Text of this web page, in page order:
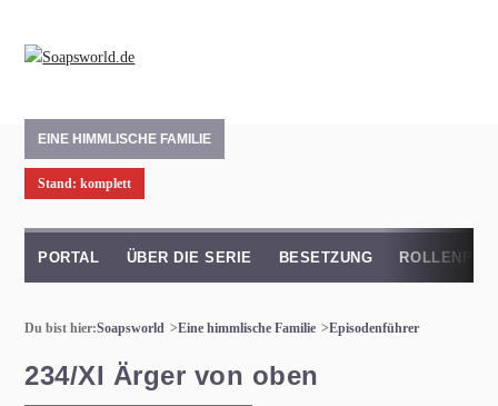
EINE HIMMLISCHE FAMILIE
Stand: komplett
PORTAL ÜBER DIE SERIE BESETZUNG
Du bist hier:Soapsworld Eine himmlische Familie Episodenführer
234/XI Ärger von oben